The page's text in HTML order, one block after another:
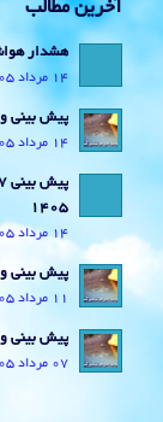
آخرین مطالب
هشدار هواشناسی
14 مرداد 1405 - 2:18 ب.ظ
پیش بینی و
14 مرداد 1405 - 12:17 ب.ظ
1405
14 مرداد 1405 - 10:00 ق.ظ
پیش بینی و
11 مرداد 1405 - 12:22 ب.ظ
پیش بینی و
07 مرداد 1405 - 11:54 ق.ظ